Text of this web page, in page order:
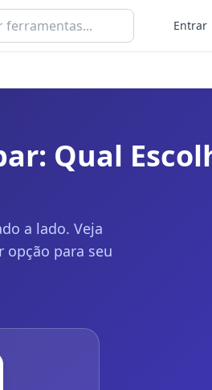
Entrar
Qual
a lado. Veja
opção para seu